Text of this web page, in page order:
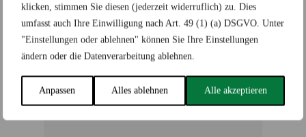
klicken, stimmen Sie diesen (jederzeit widerruflich) zu. Dies
umfasst auch Ihre Einwilligung nach Art. 49 (1) (a) DSGVO. Unter
"Einstellungen oder ablehnen" können Sie Ihre Einstellungen
ändern oder die Datenverarbeitung ablehnen.
Anpassen Alles ablehnen Alle akzeptieren
Name*